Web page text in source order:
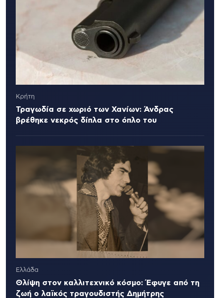
Κρήτη
Τραγωδία σε χωριό των Χανίων: Άνδρας
βρέθηκε νεκρός δίπλα στο όπλο του
Ελλάδα
Θλίψη στον καλλιτεχνικό κόσμο: Έφυγε από τη
ζωή ο λαϊκός τραγουδιστής Δημήτρης